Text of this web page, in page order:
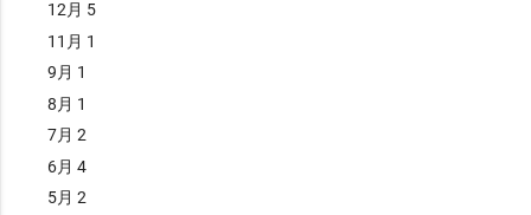
12月 5
11月 1
9月 1
8月 1
7月2
6月4
5月2